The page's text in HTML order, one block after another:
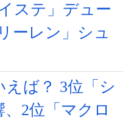
ステ」デュー
ーレン」シュ
ば？ 3位「シ
2位「マクロ